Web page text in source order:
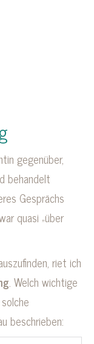
gegenüber,
behandelt
Gesprächs
quasi „über
riet ich
. Welch wichtige
beschrieben: